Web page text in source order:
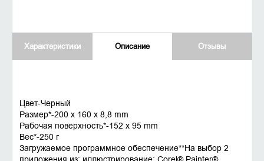
Характеристики Описание Отзывы
Цвет-Черный
Размер*-200 x 160 x 8,8 mm
Рабочая поверхность*-152 x 95 mm
Вес*-250 г
Загружаемое программное обеспечение**На выбор 2